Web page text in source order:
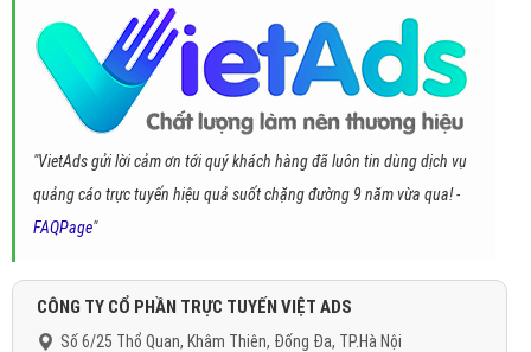
"VietAds gửi lời cảm ơn tới quý khách hàng đã luôn tin dùng dịch vụ
quảng cáo trực tuyến hiệu quả suốt chặng đường 9 năm vừa qua! -
FAQPage"
CÔNG TY CỔ PHẦN TRỰC TUYẾN VIỆT ADS
Số 6/25 Thổ Quan, Khâm Thiên, Đống Đa, TP.Hà Nội